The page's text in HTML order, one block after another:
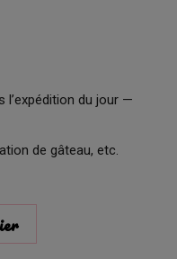
du jour —
de gâteau, etc.